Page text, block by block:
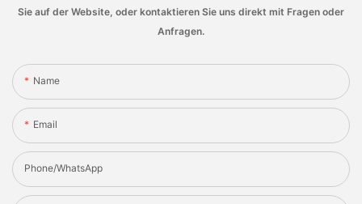
Sie auf der Website, oder kontaktieren Sie uns direkt mit Fragen oder
Anfragen.
Name
Email
Phone/whatsApp